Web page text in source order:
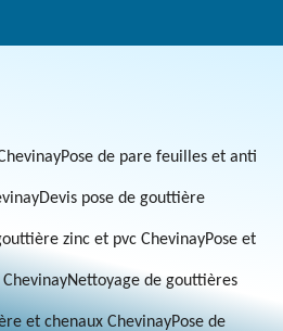
Pose de pare feuilles et anti
Devis pose de gouttière
zinc et pvc ChevinayPose et
Nettoyage de gouttières
et chenaux ChevinayPose de